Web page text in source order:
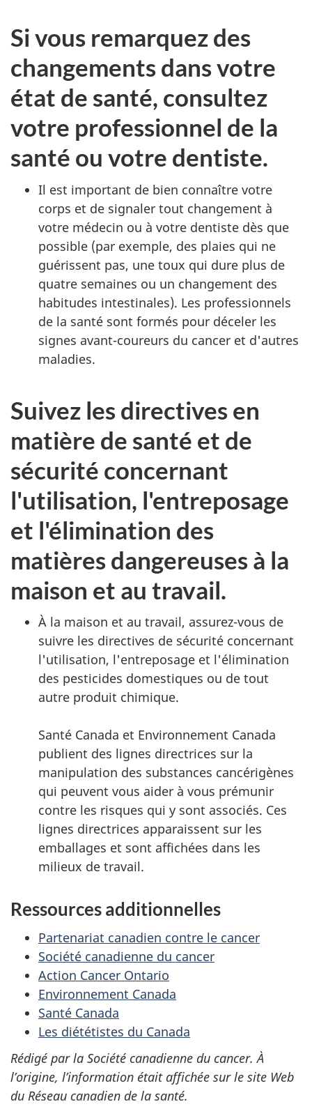
Si vous remarquez des
changements dans votre
état de santé, consultez
votre professionnel de la
santé ou votre dentiste.
Il est important de bien connaître votre
corps et de signaler tout changement à
votre médecin ou à votre dentiste dès que
possible (par exemple, des plaies qui ne
guérissent pas, une toux qui dure plus de
quatre semaines ou un changement des
habitudes intestinales). Les professionnels
de la santé sont formés pour déceler les
signes avant-coureurs du cancer et d'autres
maladies.
Suivez les directives en
matière de santé et de
sécurité concernant
l'utilisation, l'entreposage
et l'élimination des
matières dangereuses à la
maison et au travail.
À la maison et au travail, assurez-vous de
suivre les directives de sécurité concernant
l'utilisation, l'entreposage et l'élimination
des pesticides domestiques ou de tout
autre produit chimique.
Santé Canada et Environnement Canada
publient des lignes directrices sur la
manipulation des substances cancérigènes
qui peuvent vous aider à vous prémunir
contre les risques qui y sont associés. Ces
lignes directrices apparaissent sur les
emballages et sont affichées dans les
milieux de travail.
Ressources additionnelles
Partenariat canadien contre le cancer
Société canadienne du cancer
Action Cancer Ontario
Environnement Canada
Santé Canada
Les diététistes du Canada
Rédigé par la Société canadienne du cancer. À
l’origine, l’information était affichée sur le site Web
du Réseau canadien de la santé.